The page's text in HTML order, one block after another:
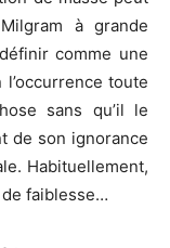
à grande
comme une
toute
sans qu’il le
de son ignorance
Habituellement,
faiblesse…